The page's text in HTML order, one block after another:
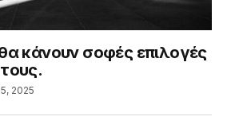
κάνουν σοφές επιλογές
2025